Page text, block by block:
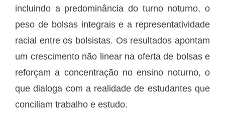
incluindo a predominância do turno noturno, o
peso de bolsas integrais e a representatividade
racial entre os bolsistas. Os resultados apontam
um crescimento não linear na oferta de bolsas e
reforçam a concentração no ensino noturno, o
que dialoga com a realidade de estudantes que
conciliam trabalho e estudo.